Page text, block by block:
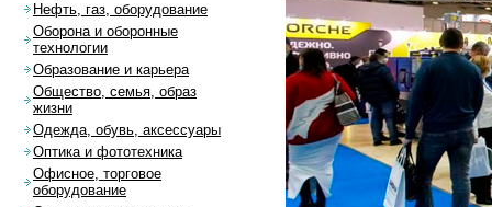
Нефть, газ, оборудование
Оборона и оборонные
технологии
Образование и карьера
Общество, семья, образ
жизни
Одежда, обувь, аксессуары
Оптика и фототехника
Офисное, торговое
оборудование